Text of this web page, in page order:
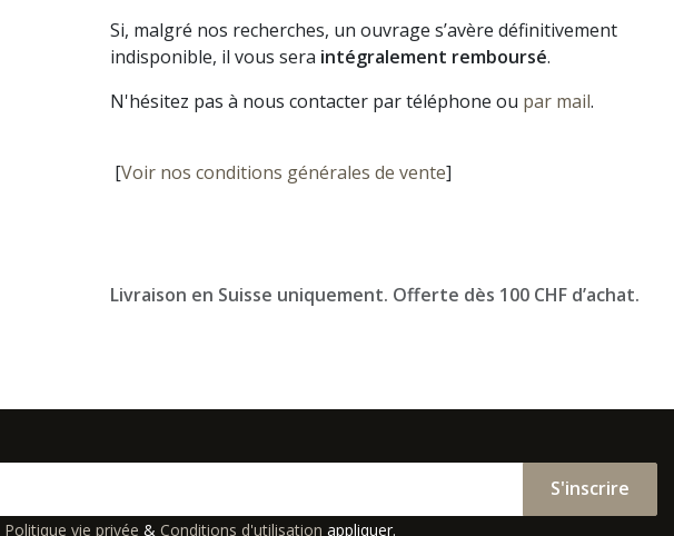
Si, malgré nos recherches, un ouvrage s’avère définitivement
indisponible, il vous sera intégralement remboursé.
N'hésitez pas à nous contacter par téléphone ou par mail.
[Voir nos conditions générales de vente]
Livraison en Suisse uniquement. Offerte dès 100 CHF d’achat.
S'inscrire
Politique vie privée & Conditions d'utilisation appliquer.